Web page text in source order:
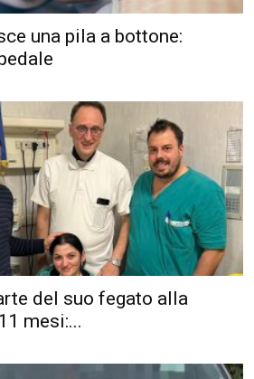
una pila a bottone:
del suo fegato alla
mesi:...